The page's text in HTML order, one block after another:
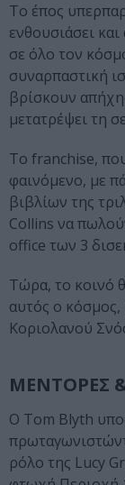
Το έπος
ενθουσιάσει
σε όλο τον
συναρπαστική
βρίσκουν
μετατρέψει τη
Το franchise,
φαινόμενο, με
βιβλίων της
Collins να
office των 3
Τώρα, το κοινό
αυτός ο
Κοριολανού
ΜΕΝΤΟΡΕΣ
Ο Tom Blyth
ρόλο της Lucy